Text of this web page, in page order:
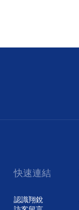
快速連結
認識翔銳